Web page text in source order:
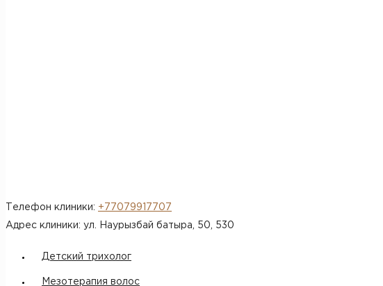
Телефон клиники: +77079917707
Адрес клиники: ул. Наурызбай батыра, 50​, 530
Детский трихолог
Мезотерапия волос